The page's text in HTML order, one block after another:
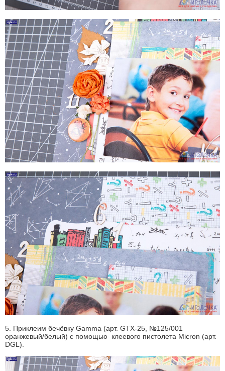
5. Приклеим бечёвку Gamma (арт. GTX-25, №125/001
оранжевый/белый) с помощью клеевого пистолета Micron (арт.
DGL).